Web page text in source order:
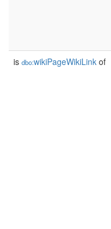
is dbo:wikiPageWikiLink of